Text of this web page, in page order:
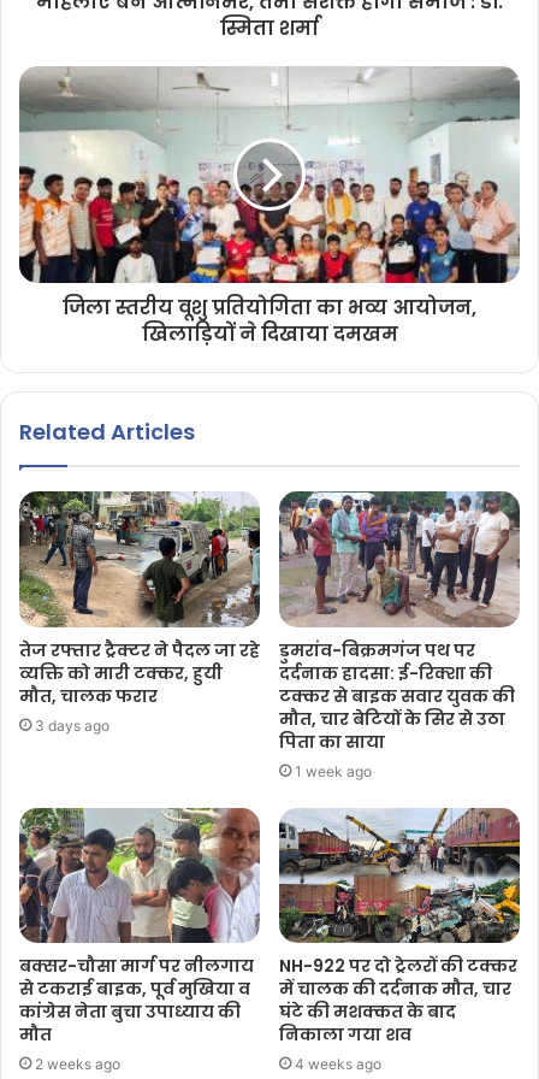
स्मिता शर्मा
जिला स्तरीय वूशु प्रतियोगिता का भव्य आयोजन,
खिलाड़ियों ने दिखाया दमखम
Related Articles
तेज रफ्तार ट्रैक्टर ने पैदल जा रहे
व्यक्ति को मारी टक्कर, हुयी
मौत, चालक फरार
3 days ago
डुमरांव-बिक्रमगंज पथ पर
दर्दनाक हादसा: ई-रिक्शा की
टक्कर से बाइक सवार युवक की
मौत, चार बेटियों के सिर से उठा
पिता का साया
1 week ago
बक्सर-चौसा मार्ग पर नीलगाय
से टकराई बाइक, पूर्व मुखिया व
कांग्रेस नेता बुचा उपाध्याय की
मौत
2 weeks ago
NH-922 पर दो ट्रेलरों की टक्कर
में चालक की दर्दनाक मौत, चार
घंटे की मशक्कत के बाद
निकाला गया शव
4 weeks ago